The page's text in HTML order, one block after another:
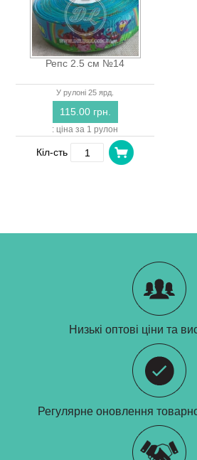
Репс 2.5 см №14
У рулоні 25 ярд.
115.00 грн.
: ціна за 1 рулон
Кіл-сть
Низькі оптові ціни та
Регулярне оновлення